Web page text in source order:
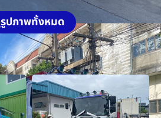
ปภาพทั้งหมด